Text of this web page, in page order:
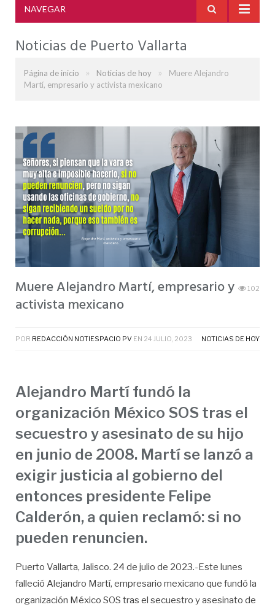
NAVEGAR
Noticias de Puerto Vallarta
Página de inicio » Noticias de hoy »
Muere Alejandro
Martí, empresario y activista mexicano
Muere Alejandro Martí, empresario y
activista mexicano
102
POR REDACCIÓN NOTIESPACIO PV EN 24 JULIO, 2023 NOTICIAS DE HOY
Alejandro Martí fundó la
organización México SOS tras el
secuestro y asesinato de su hijo
en junio de 2008. Martí se lanzó a
exigir justicia al gobierno del
entonces presidente Felipe
Calderón, a quien reclamó: si no
pueden renuncien.
Puerto Vallarta, Jalisco. 24 de julio de 2023.-Este lunes
falleció Alejandro Martí, empresario mexicano que fundó la
organización México SOS tras el secuestro y asesinato de